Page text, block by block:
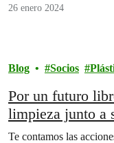
26 enero 2024
Blog Socios
Por un futuro
limpieza junto a
organizaciones
Te contamos las